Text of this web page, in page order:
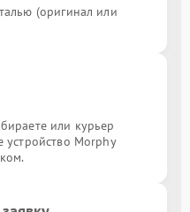
(оригинал или
или курьер
устройство Morphy